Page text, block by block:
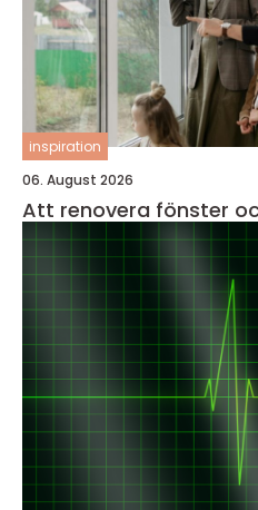
inspiration
06. August 2026
Att renovera fönster